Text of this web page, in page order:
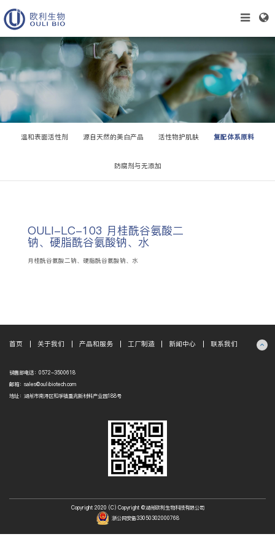
温和表面活性剂 源自天然的美白产品 活性物护肌肤 复配体系原料
防腐剂与无添加
OULI-LC-103 月桂酰谷氨酸二
钠、硬脂酰谷氨酸钠、水
月桂酰谷氨酸二钠、硬脂酰谷氨酸钠、水
首页 关于我们 产品和服务 工厂制造 新闻中心 联系我们
销售部电话：0572-3500618
邮箱：sales@oulibiotech.com
地址：湖州市南浔区和孚镇重兆新材料产业园188号
Copyright 2020 (C) Copyright @湖州欧利生物科技有限公司
浙公网安备33050302000768